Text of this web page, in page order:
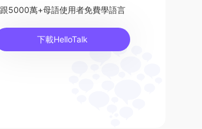
跟5000萬+母語使用者免費學語言
下載HelloTalk